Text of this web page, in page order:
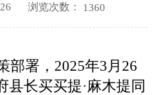
浏览次数： 1360
署， 2025年3月26
县长买买提·麻木提同